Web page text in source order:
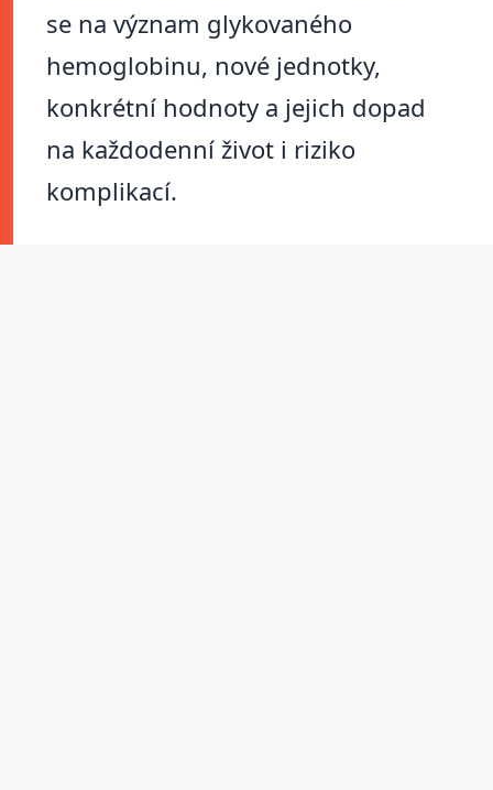
se na význam glykovaného
hemoglobinu, nové jednotky,
konkrétní hodnoty a jejich dopad
na každodenní život i riziko
komplikací.